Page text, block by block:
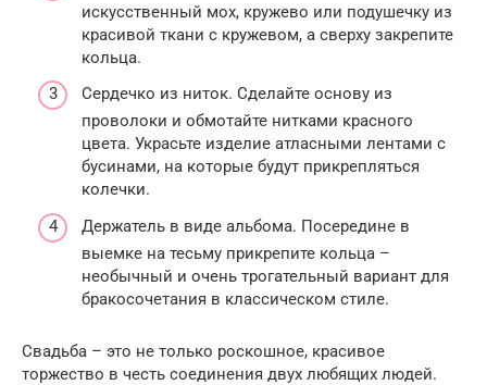
искусственный мох, кружево или подушечку из
красивой ткани с кружевом, а сверху закрепите
кольца.
Сердечко из ниток. Сделайте основу из
проволоки и обмотайте нитками красного
цвета. Украсьте изделие атласными лентами с
бусинами, на которые будут прикрепляться
колечки.
Держатель в виде альбома. Посередине в
выемке на тесьму прикрепите кольца –
необычный и очень трогательный вариант для
бракосочетания в классическом стиле.
Свадьба – это не только роскошное, красивое
торжество в честь соединения двух любящих людей.